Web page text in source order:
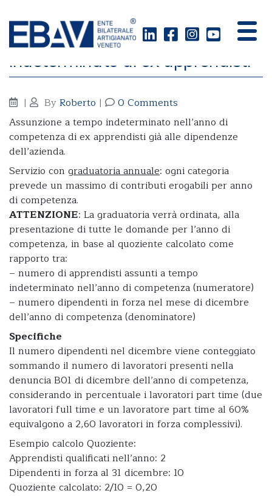
Assunzione a tempo
indeterminato di ex apprendisti
| ByRoberto |
0 Comments
Assunzione a tempo indeterminato nell’anno di
competenza di ex apprendisti già alle dipendenze
dell’azienda.
Servizio con graduatoria annuale: ogni categoria
prevede un massimo di contributi erogabili per anno
di competenza.
ATTENZIONE: La graduatoria verrà ordinata, alla
presentazione di tutte le domande per l’anno di
competenza, in base al quoziente calcolato come
rapporto tra:
– numero di apprendisti assunti a tempo
indeterminato nell’anno di competenza (numeratore)
– numero dipendenti in forza nel mese di dicembre
dell’anno di competenza (denominatore)
Specifiche
Il numero dipendenti nel dicembre viene conteggiato
sommando il numero di lavoratori presenti nella
denuncia B01 di dicembre dell’anno di competenza,
considerando in percentuale i lavoratori part time (due
lavoratori full time e un lavoratore part time al 60%
equivalgono a 2,60 lavoratori in forza complessivi).
Esempio calcolo Quoziente:
Apprendisti qualificati nell’anno: 2
Dipendenti in forza al 31 dicembre: 10
Quoziente calcolato: 2/10 = 0,20